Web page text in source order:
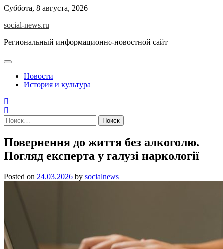
Skip
content
Суббота, 8 августа, 2026
social-news.ru
Региональный информационно-новостной сайт
Новости
История и культура
Найти:
Повернення до життя без алкоголю.
Погляд експерта у галузі наркології
Posted on 24.03.2026 by socialnews